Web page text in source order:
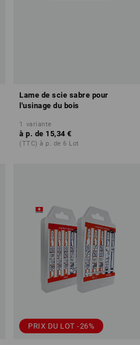
Lame de scie sabre pour
l'usinage du bois
1 variante
à p. de 15,34 €
(TTC) à p. de 6 Lot
PRIX DU LOT -26%